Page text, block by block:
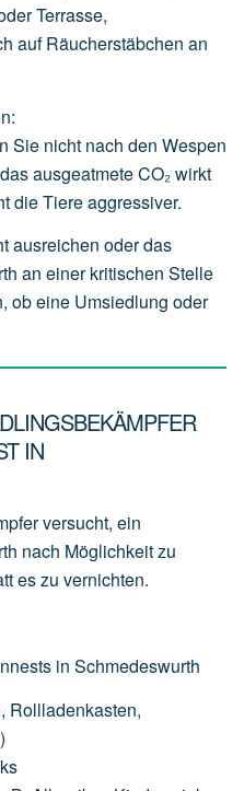
Terrasse,
auf Räucherstäbchen an
Sie nicht nach den Wespen
ausgeatmete CO₂ wirkt
die Tiere aggressiver.
ausreichen oder das
an einer kritischen Stelle
ob eine Umsiedlung oder
IN
versucht, ein
nach Möglichkeit zu
es zu vernichten.
in Schmedeswurth
Rollladenkasten,